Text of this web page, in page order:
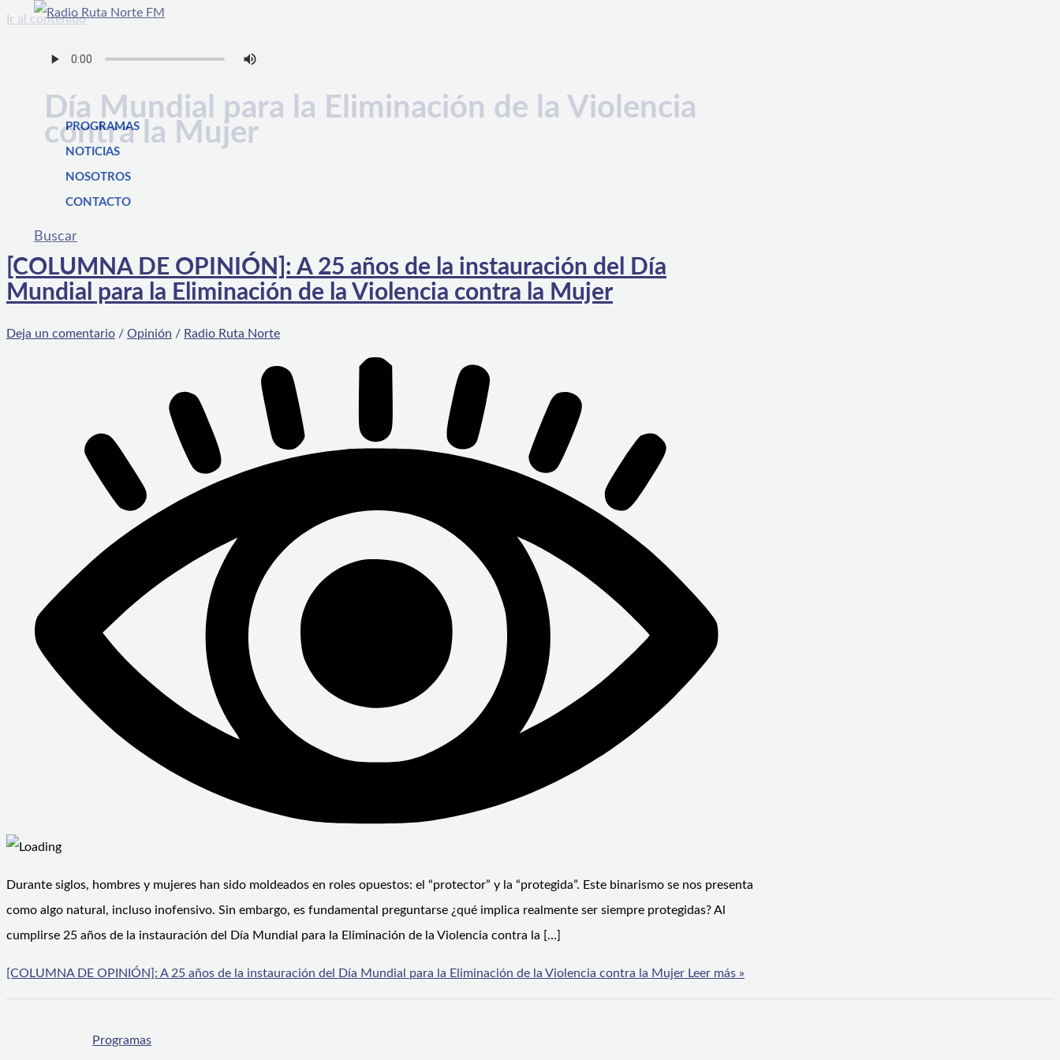
Ir al contenido
PROGRAMAS
NOTICIAS
NOSOTROS
CONTACTO
Buscar
Día Mundial para la Eliminación de la Violencia
contra la Mujer
[COLUMNA DE OPINIÓN]: A 25 años de la instauración del Día
Mundial para la Eliminación de la Violencia contra la Mujer
Deja un comentario / Opinión / Radio Ruta Norte
Durante siglos, hombres y mujeres han sido moldeados en roles opuestos: el “protector” y la “protegida”. Este binarismo se nos presenta
como algo natural, incluso inofensivo. Sin embargo, es fundamental preguntarse ¿qué implica realmente ser siempre protegidas? Al
cumplirse 25 años de la instauración del Día Mundial para la Eliminación de la Violencia contra la […]
[COLUMNA DE OPINIÓN]: A 25 años de la instauración del Día Mundial para la Eliminación de la Violencia contra la Mujer Leer más »
Programas